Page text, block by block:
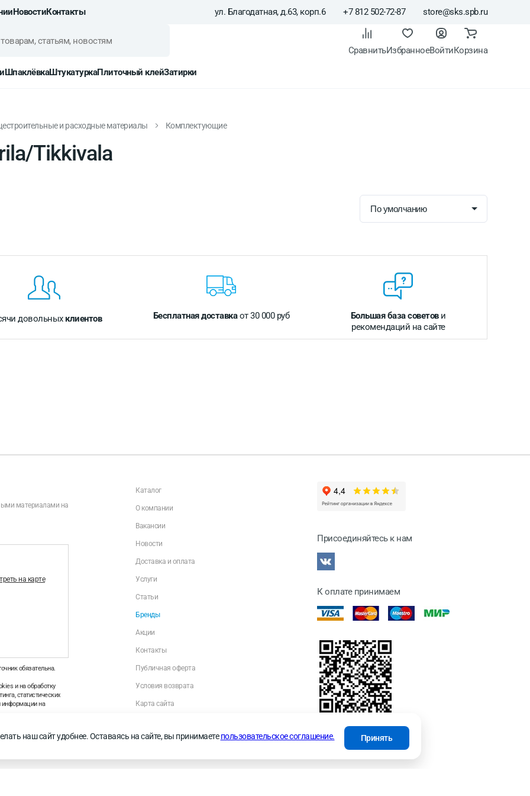
НовостиКонтакты ул. Благодатная, д.63, корп.6 +7 812 502-72-87 store@sks.spb.ru
СравнитьИзбранноеВойтиКорзина
ШпаклёвкаШтукатуркаПлиточный клейЗатирки
и расходные материалы Комплектующие
Tikkivala
довольных клиентов Бесплатная доставкаот 30 000 руб Большая база советови
рекомендаций на сайте
материалами на
на карте
обязательна.
и на обработку
статистических
информации на
Каталог
О компании
Вакансии
Новости
Доставка и оплата
Услуги
Статьи
Бренды
Акции
Контакты
Публичная оферта
Условия возврата
Карта сайта
Присоединяйтесь к нам
К оплате принимаем
наш сайт удобнее. Оставаясь на сайте, вы принимаетепользовательское соглашение. Принять